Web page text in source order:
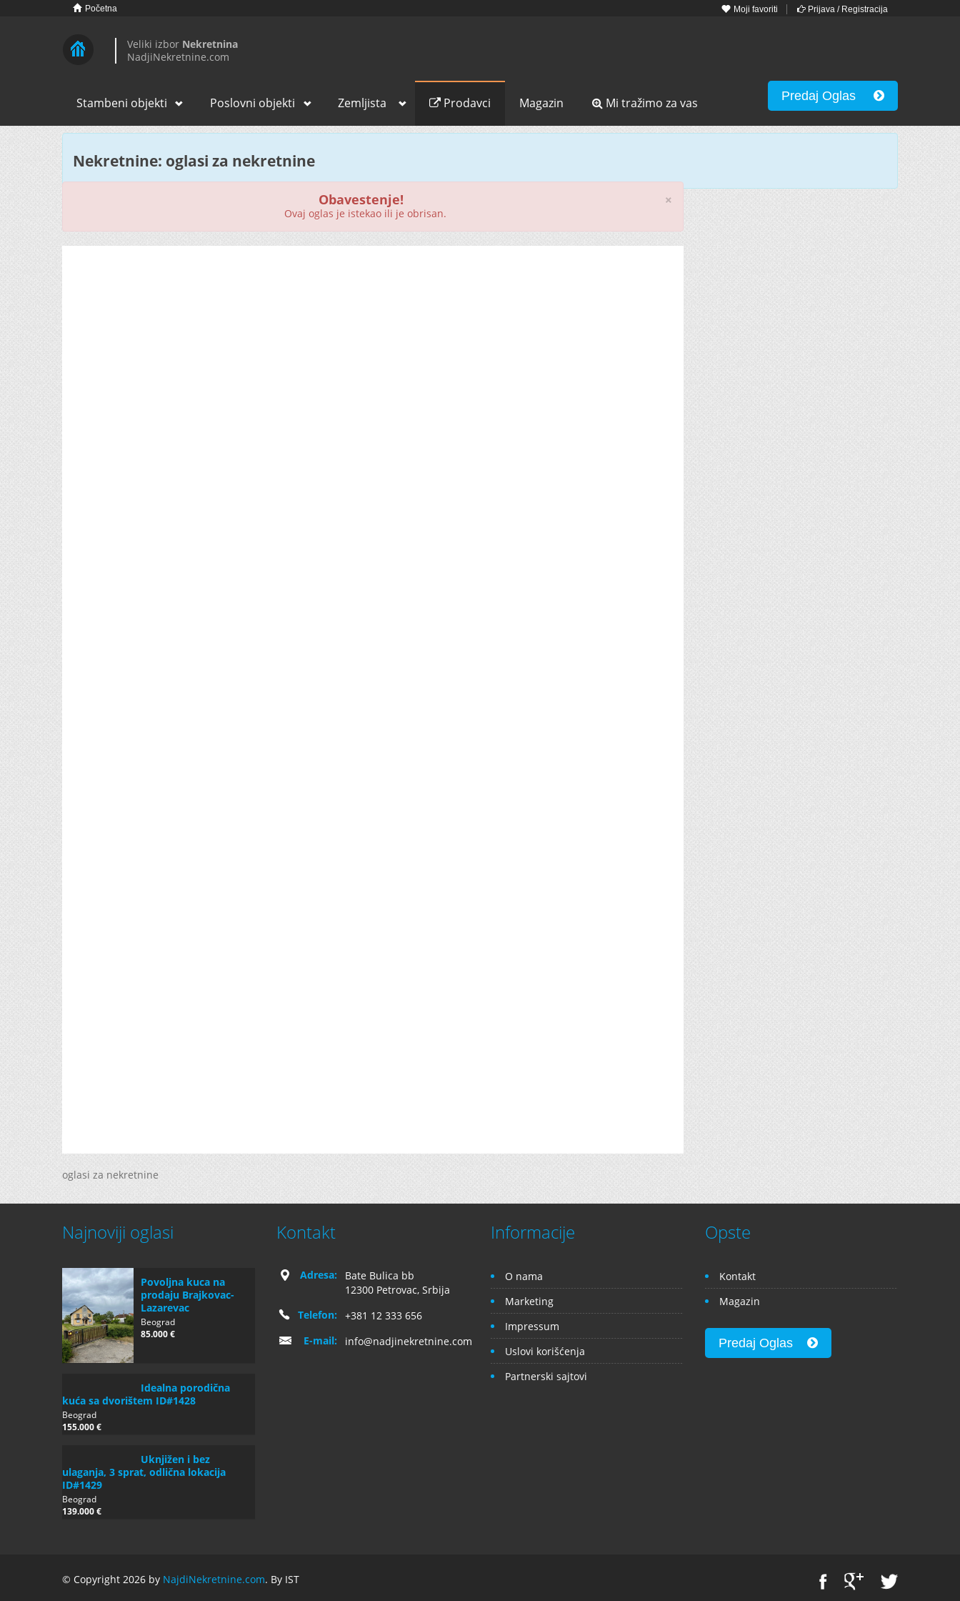
Početna Moji favoriti Prijava / Registracija
Veliki izbor Nekretnina
NadjiNekretnine.com
Stambeni objekti Poslovni objekti Zemljista Prodavci Magazin Mi tražimo za vas Predaj Oglas
Nekretnine: oglasi za nekretnine
×
Obavestenje!
Ovaj oglas je istekao ili je obrisan.
oglasi za nekretnine
Najnoviji oglasi
Povoljna kuca na
prodaju Brajkovac-
Lazarevac
Beograd
85.000 €
Idealna porodična
kuća sa dvorištem ID#1428
Beograd
155.000 €
Uknjižen i bez
ulaganja, 3 sprat, odlična lokacija
ID#1429
Beograd
139.000 €
Kontakt
Adresa:
Bate Bulica bb
12300 Petrovac, Srbija
Telefon:
+381 12 333 656
E-mail:
info@nadjinekretnine.com
Informacije
O nama
Marketing
Impressum
Uslovi korišćenja
Partnerski sajtovi
Opste
Kontakt
Magazin
Predaj Oglas
© Copyright 2026 by NajdiNekretnine.com. By IST